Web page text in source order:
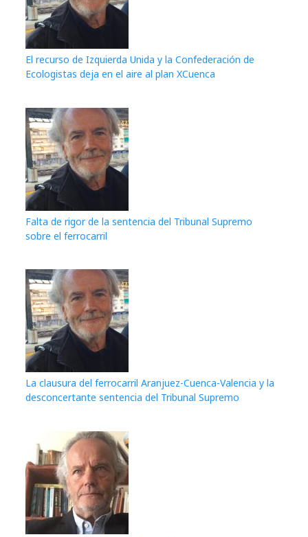
El recurso de Izquierda Unida y la Confederación de
Ecologistas deja en el aire al plan XCuenca
Falta de rigor de la sentencia del Tribunal Supremo
sobre el ferrocarril
La clausura del ferrocarril Aranjuez-Cuenca-Valencia y la
desconcertante sentencia del Tribunal Supremo